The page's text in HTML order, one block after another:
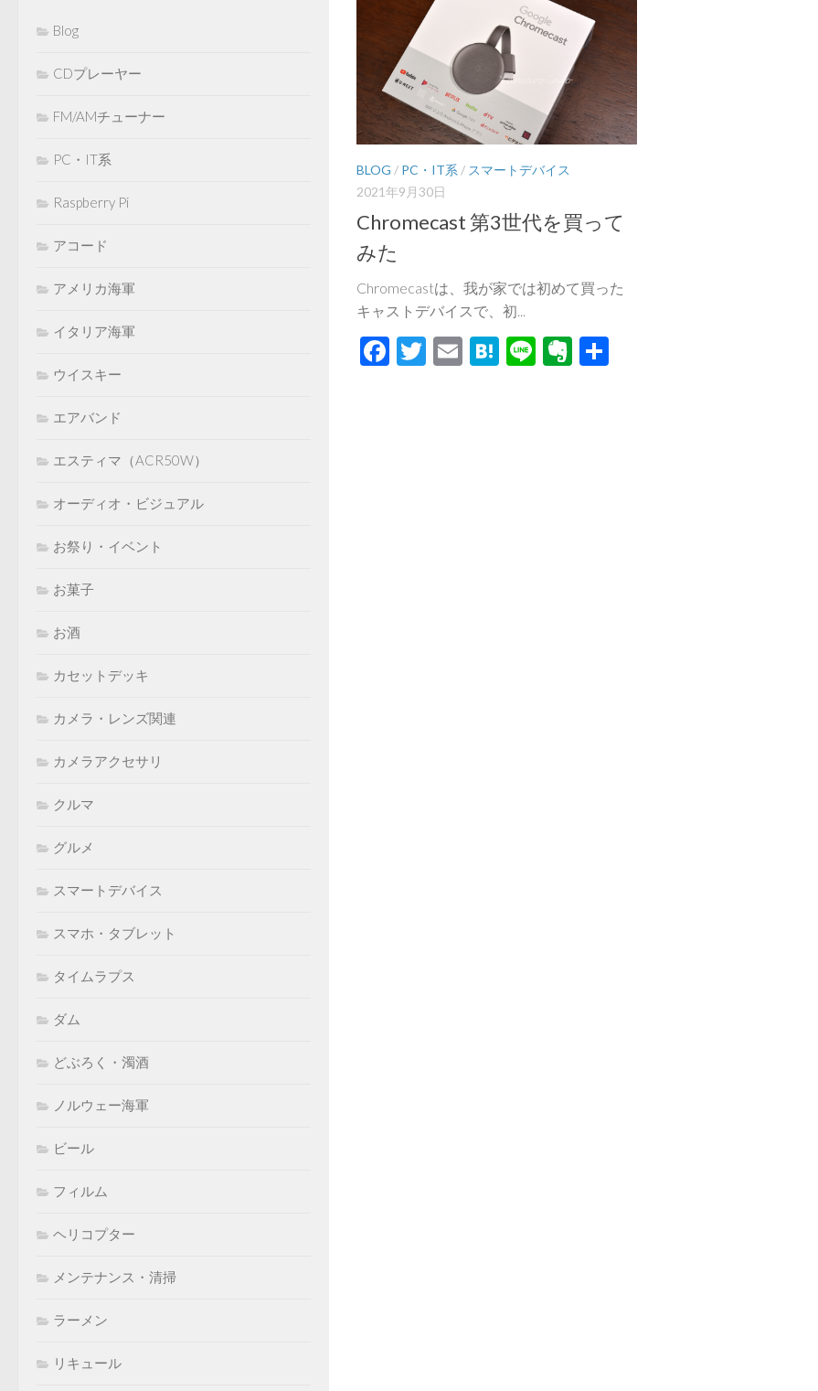
BLOG / PC・IT系 / スマートデバイス
2021年9月30日
Chromecast 第3世代を買って
みた
Chromecastは、我が家では初めて買った
キャストデバイスで、初...
Facebook
Twitter
EmailHatena
LineEvernote
Blog
CDプレーヤー
FM/AMチューナー
PC・IT系
Raspberry Pi
アコード
アメリカ海軍
イタリア海軍
ウイスキー
エアバンド
エスティマ（ACR50W）
オーディオ・ビジュアル
お祭り・イベント
お菓子
お酒
カセットデッキ
カメラ・レンズ関連
カメラアクセサリ
クルマ
グルメ
スマートデバイス
スマホ・タブレット
タイムラプス
ダム
どぶろく・濁酒
ノルウェー海軍
ビール
フィルム
ヘリコプター
メンテナンス・清掃
ラーメン
リキュール